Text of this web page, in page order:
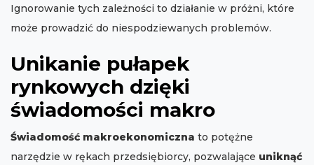
Ignorowanie tych zależności to działanie w próżni, które
może prowadzić do niespodziewanych problemów.
Unikanie pułapek
rynkowych dzięki
świadomości makro
Świadomość makroekonomiczna to potężne
narzędzie w rękach przedsiębiorcy, pozwalające uniknąć